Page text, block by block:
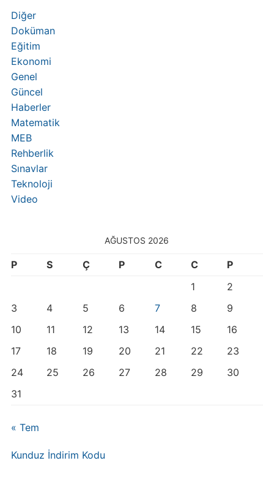
Diğer
Doküman
Eğitim
Ekonomi
Genel
Güncel
Haberler
Matematik
MEB
Rehberlik
Sınavlar
Teknoloji
Video
AĞUSTOS 2026
P S Ç P C C
P
1
2
3
4 5 6 7 8
9
10
11 12 13 14 15
16
17
18 19 20 21 22
23
24
25 26 27 28 29
30
31
« Tem
Kunduz İndirim Kodu